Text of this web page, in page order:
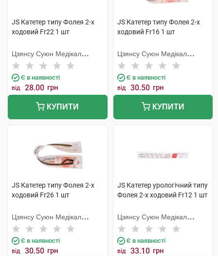
JS Катетер типу Фолея 2-х
ходовий Fr22 1 шт
Цзянсу Суюн Медікал
Метіріалс
Є в наявності
від 28.00 грн
КУПИТИ
JS Катетер типу Фолея 2-х
ходовий Fr16 1 шт
Цзянсу Суюн Медікал
Метіріалс
Є в наявності
від 30.50 грн
КУПИТИ
JS Катетер типу Фолея 2-х
ходовий Fr26 1 шт
Цзянсу Суюн Медікал
Метіріалс
Є в наявності
від 30.50 грн
JS Катетер урологічний типу
Фолея 2-х ходовий Fr12 1 шт
Цзянсу Суюн Медікал
Метіріалс
Є в наявності
від 33.10 грн